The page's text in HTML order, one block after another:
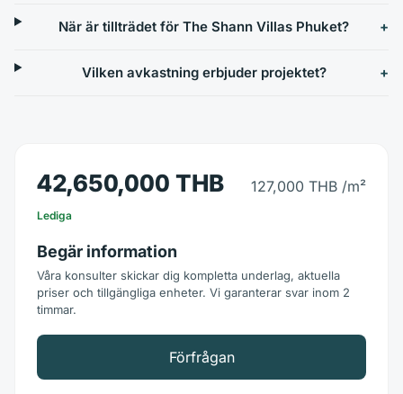
När är tillträdet för The Shann Villas Phuket?
Vilken avkastning erbjuder projektet?
42,650,000 THB 127,000 THB /m²
Lediga
Begär information
Våra konsulter skickar dig kompletta underlag, aktuella
priser och tillgängliga enheter. Vi garanterar svar inom 2
timmar.
Förfrågan